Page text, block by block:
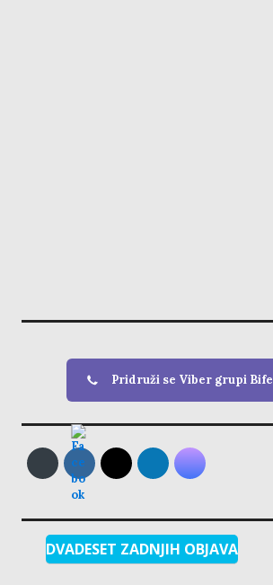
Pridruži se Viber grupi Bife
DVADESET ZADNJIH OBJAVA